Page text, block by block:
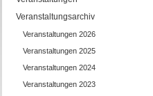
Veranstaltungsarchiv
Veranstaltungen 2026
Veranstaltungen 2025
Veranstaltungen 2024
Veranstaltungen 2023